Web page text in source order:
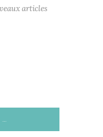
articles
…